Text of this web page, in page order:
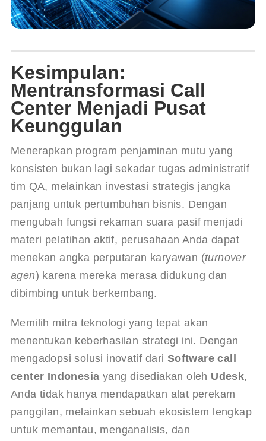
Kesimpulan:
Mentransformasi Call
Center Menjadi Pusat
Keunggulan
Menerapkan program penjaminan mutu yang
konsisten bukan lagi sekadar tugas administratif
tim QA, melainkan investasi strategis jangka
panjang untuk pertumbuhan bisnis. Dengan
mengubah fungsi rekaman suara pasif menjadi
materi pelatihan aktif, perusahaan Anda dapat
menekan angka perputaran karyawan (turnover
agen) karena mereka merasa didukung dan
dibimbing untuk berkembang.
Memilih mitra teknologi yang tepat akan
menentukan keberhasilan strategi ini. Dengan
mengadopsi solusi inovatif dari Software call
center Indonesia yang disediakan oleh Udesk,
Anda tidak hanya mendapatkan alat perekam
panggilan, melainkan sebuah ekosistem lengkap
untuk memantau, menganalisis, dan